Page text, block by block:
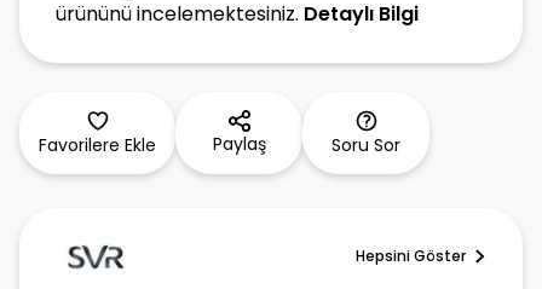
ürününü incelemektesiniz. Detaylı Bilgi
Favorilere Ekle Paylaş Soru Sor
Hepsini Göster